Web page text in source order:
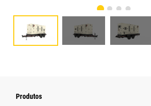
Produtos